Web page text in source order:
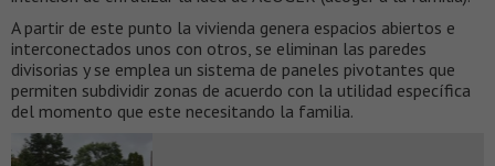
A partir de este punto la vivienda genera espacios abiertos e
interconectados unos con otros, se eliminan las paredes
divisorias y se emplea un sistema de paneles pivotantes que
permiten subdividir zonas de acuerdo con la utilidad específica
del momento que este necesitando la familia.